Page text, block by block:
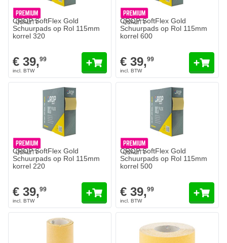
CROP SoftFlex Gold
Schuurpads op Rol 115mm
korrel 320
€ 39,99
CROP SoftFlex Gold
Schuurpads op Rol 115mm
korrel 600
€ 39,99
CROP SoftFlex Gold
Schuurpads op Rol 115mm
korrel 220
€ 39,99
CROP SoftFlex Gold
Schuurpads op Rol 115mm
korrel 500
€ 39,99